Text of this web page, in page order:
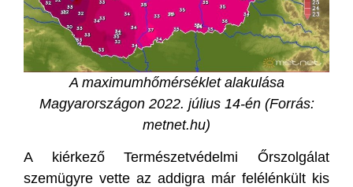
A maximumhőmérséklet alakulása
Magyarországon 2022. július 14-én (Forrás:
metnet.hu)
A kiérkező Természetvédelmi Őrszolgálat
szemügyre vette az addigra már felélénkült kis